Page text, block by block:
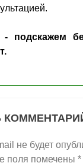
- подскажем
не будет
поля помечены *